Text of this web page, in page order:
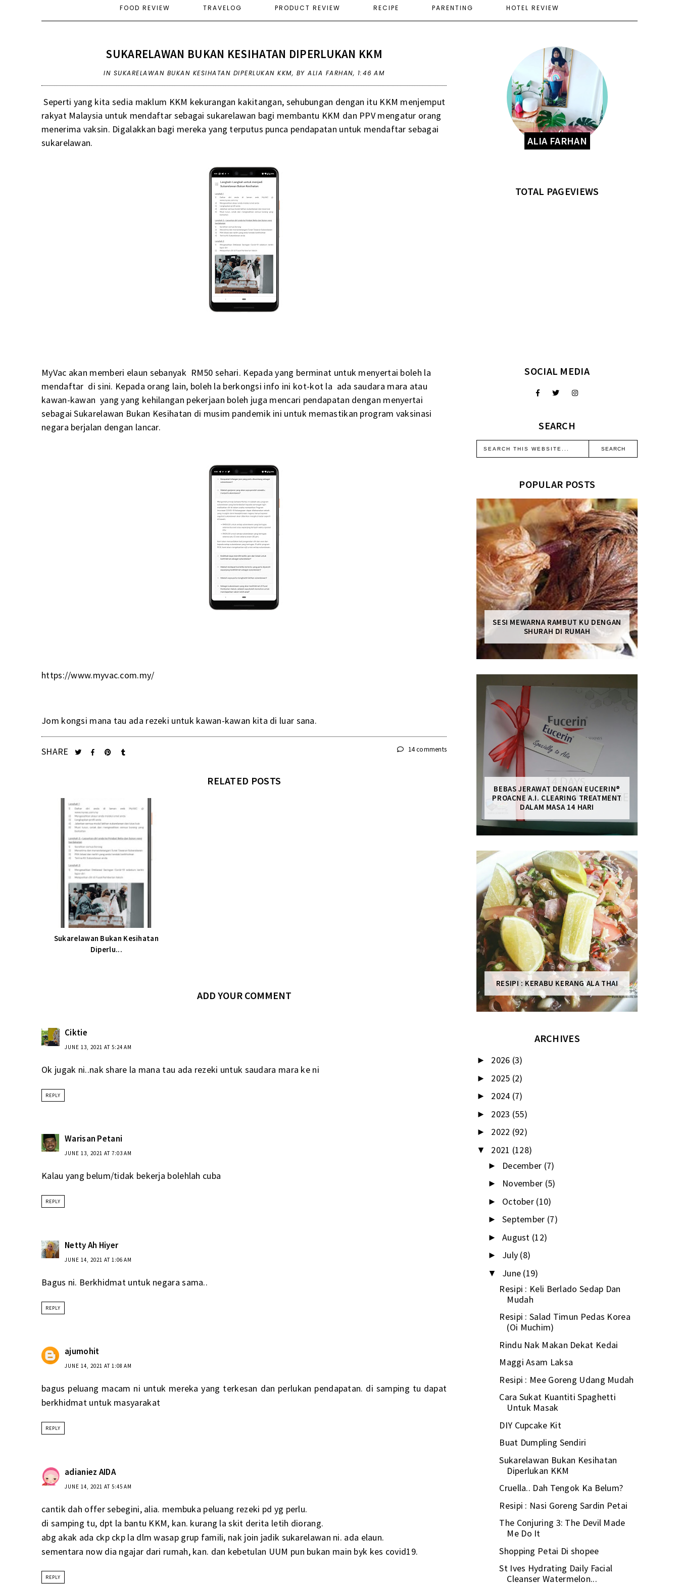
FOOD REVIEW TRAVELOG PRODUCT REVIEW RECIPE PARENTING HOTEL REVIEW
SUKARELAWAN BUKAN KESIHATAN DIPERLUKAN KKM
IN SUKARELAWAN BUKAN KESIHATAN DIPERLUKAN KKM, BY ALIA FARHAN, 1:46 AM
Seperti yang kita sedia maklum KKM kekurangan kakitangan, sehubungan dengan itu KKM menjemput
rakyat Malaysia untuk mendaftar sebagai sukarelawan bagi membantu KKM dan PPV mengatur orang
menerima vaksin. Digalakkan bagi mereka yang terputus punca pendapatan untuk mendaftar sebagai
sukarelawan.
MyVac akan memberi elaun sebanyak RM50 sehari. Kepada yang berminat untuk menyertai boleh la
mendaftar di sini. Kepada orang lain, boleh la berkongsi info ini kot-kot la ada saudara mara atau
kawan-kawan yang yang kehilangan pekerjaan boleh juga mencari pendapatan dengan menyertai
sebagai Sukarelawan Bukan Kesihatan di musim pandemik ini untuk memastikan program vaksinasi
negara berjalan dengan lancar.
https://www.myvac.com.my/
Jom kongsi mana tau ada rezeki untuk kawan-kawan kita di luar sana.
SHARE 14 comments
RELATED POSTS
Sukarelawan Bukan Kesihatan
Diperlu...
ADD YOUR COMMENT
Ciktie
JUNE 13, 2021 AT 5:24 AM
Ok jugak ni..nak share la mana tau ada rezeki untuk saudara mara ke ni
REPLY
Warisan Petani
JUNE 13, 2021 AT 7:03 AM
Kalau yang belum/tidak bekerja bolehlah cuba
REPLY
Netty Ah Hiyer
JUNE 14, 2021 AT 1:06 AM
Bagus ni. Berkhidmat untuk negara sama..
REPLY
ajumohit
JUNE 14, 2021 AT 1:08 AM
bagus peluang macam ni untuk mereka yang terkesan dan perlukan pendapatan. di samping tu dapat
berkhidmat untuk masyarakat
REPLY
adianiez AIDA
JUNE 14, 2021 AT 5:45 AM
cantik dah offer sebegini, alia. membuka peluang rezeki pd yg perlu.
di samping tu, dpt la bantu KKM, kan. kurang la skit derita letih diorang.
abg akak ada ckp ckp la dlm wasap grup famili, nak join jadik sukarelawan ni. ada elaun.
sementara now dia ngajar dari rumah, kan. dan kebetulan UUM pun bukan main byk kes covid19.
REPLY
ALIA FARHAN
TOTAL PAGEVIEWS
SOCIAL MEDIA
SEARCH
POPULAR POSTS
SESI MEWARNA RAMBUT KU DENGAN
SHURAH DI RUMAH
BEBAS JERAWAT DENGAN EUCERIN®
PROACNE A.I. CLEARING TREATMENT
DALAM MASA 14 HARI
RESIPI : KERABU KERANG ALA THAI
ARCHIVES
► 2026 (3)
► 2025 (2)
► 2024 (7)
► 2023 (55)
► 2022 (92)
▼ 2021 (128)
► December (7)
► November (5)
► October (10)
► September (7)
► August (12)
► July (8)
▼ June (19)
Resipi : Keli Berlado Sedap Dan
Mudah
Resipi : Salad Timun Pedas Korea
(Oi Muchim)
Rindu Nak Makan Dekat Kedai
Maggi Asam Laksa
Resipi : Mee Goreng Udang Mudah
Cara Sukat Kuantiti Spaghetti
Untuk Masak
DIY Cupcake Kit
Buat Dumpling Sendiri
Sukarelawan Bukan Kesihatan
Diperlukan KKM
Cruella.. Dah Tengok Ka Belum?
Resipi : Nasi Goreng Sardin Petai
The Conjuring 3: The Devil Made
Me Do It
Shopping Petai Di shopee
St Ives Hydrating Daily Facial
Cleanser Watermelon...